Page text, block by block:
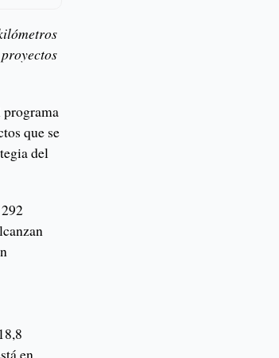
programa
que se
del
en